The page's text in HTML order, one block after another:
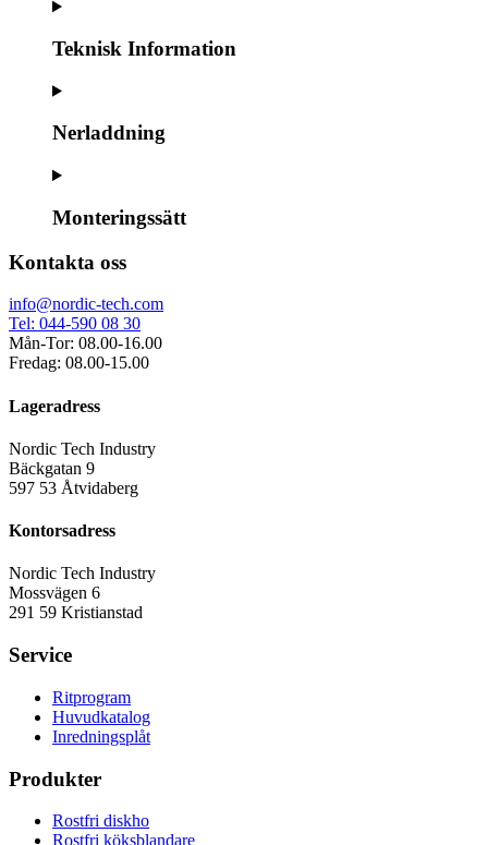
Teknisk Information
Nerladdning
Monteringssätt
Kontakta oss
info@nordic-tech.com
Tel: 044-590 08 30
Mån-Tor: 08.00-16.00
Fredag: 08.00-15.00
Lageradress
Nordic Tech Industry
Bäckgatan 9
597 53 Åtvidaberg
Kontorsadress
Nordic Tech Industry
Mossvägen 6
291 59 Kristianstad
Service
Ritprogram
Huvudkatalog
Inredningsplåt
Produkter
Rostfri diskho
Rostfri köksblandare